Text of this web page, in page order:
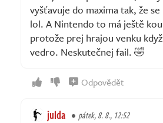
vyšťavuje do maxima tak, že
lol. A Nintendo to má ještě
protože prej hrajou venku
vedro. Neskutečnej fail. 🤣
Odpovědět
julda pátek, 8. 8., 12:52